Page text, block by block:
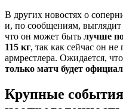
В других новостях о
и, по сообщениям,
что он может быть лучше
115 кг, так как сейчас он
армрестлера. Ожидается,
только матч будет
Крупные